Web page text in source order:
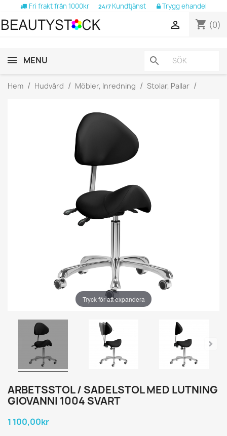
Fri frakt från 1000kr 24/7 Kundtjänst Trygg ehandel
shopping_cart (0)

MENU search
Hem Hudvård Möbler, Inredning Stolar, Pallar
Tryck för att expandera
ARBETSSTOL / SADELSTOL MED LUTNING
GIOVANNI 1004 SVART
1 100,00kr